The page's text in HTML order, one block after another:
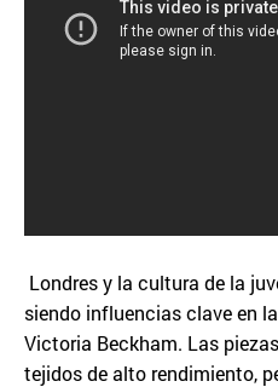
Londres y la cultura de la
siendo influencias clave en
Victoria Beckham. Las
tejidos de alto rendimiento,